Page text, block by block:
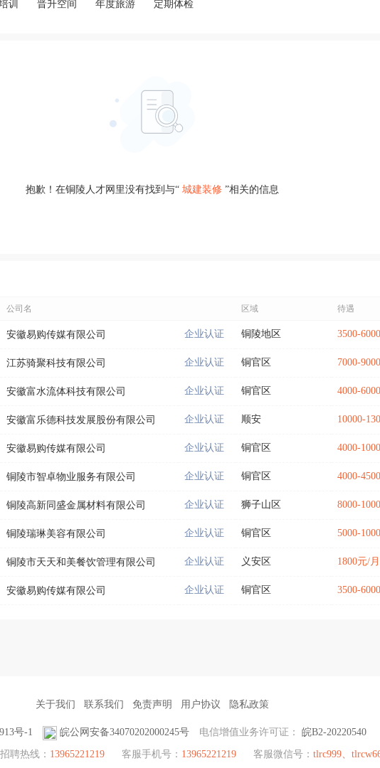
训 晋升空间 年度旅游 定期体检
抱歉！在铜陵人才网里没有找到与“ 城建装修 ”相关的信息
公司名 区域 待遇
安徽易购传媒有限公司 企业认证 铜陵地区 3500-
江苏骑聚科技有限公司 企业认证 铜官区 7000-
安徽富水流体科技有限公司 企业认证 铜官区 4000-
安徽富乐德科技发展股份有限公司 企业认证 顺安 10000-
安徽易购传媒有限公司 企业认证 铜官区 4000-
铜陵市智卓物业服务有限公司 企业认证 铜官区 4000-
铜陵高新同盛金属材料有限公司 企业认证 狮子山区 8000-
铜陵瑞琳美容有限公司 企业认证 铜官区 5000-
铜陵市天天和美餐饮管理有限公司 企业认证 义安区 1800元/月
安徽易购传媒有限公司 企业认证 铜官区 3500-
关于我们 联系我们 免责声明 用户协议 隐私政策
号-1 皖公网安备34070202000245号 电信增值业务许可证： 皖B2-20220540
聘热线： 13965221219 客服手机号： 13965221219 客服微信号： tlrc999、